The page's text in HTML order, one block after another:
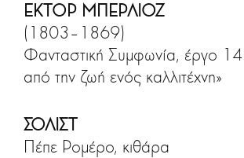
ΕΚΤΟΡ ΜΠΕΡΛΙΟΖ
(1803–1869)
Φανταστική Συμφωνία, έργο 14
από την ζωή ενός καλλιτέχνη»
ΣΟΛΙΣΤ
Πέπε Ρομέρο, κιθάρα